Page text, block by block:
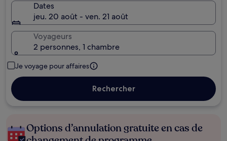
Dates
jeu. 20 août - ven. 21 août
Voyageurs
2 personnes, 1 chambre
Je voyage pour affaires
Rechercher
Options d’annulation gratuite en cas de